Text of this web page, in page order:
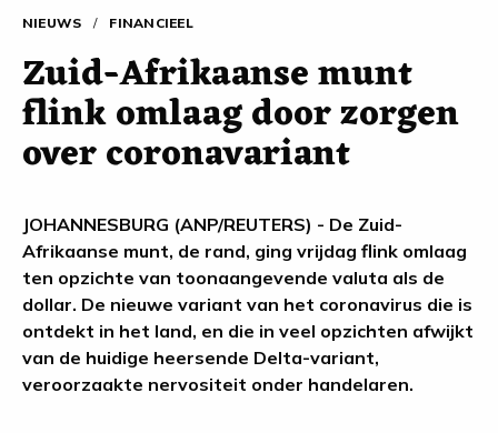
NIEUWS / FINANCIEEL
Zuid-Afrikaanse munt
flink omlaag door zorgen
over coronavariant
JOHANNESBURG (ANP/REUTERS) - De Zuid-
Afrikaanse munt, de rand, ging vrijdag flink omlaag
ten opzichte van toonaangevende valuta als de
dollar. De nieuwe variant van het coronavirus die is
ontdekt in het land, en die in veel opzichten afwijkt
van de huidige heersende Delta-variant,
veroorzaakte nervositeit onder handelaren.